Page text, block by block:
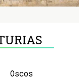
Oscos